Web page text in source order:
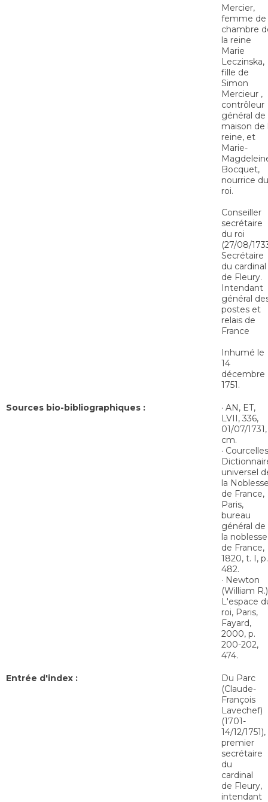
Mercier,
femme de
chambre
la reine
Marie
Leczinska,
fille de
Simon
Mercieur ,
contrôleur
général de
maison de
reine, et
Marie-
Bocquet,
nourrice du
roi.
Conseiller
secrétaire
du roi
(27/08/
Secrétaire
du cardinal
de Fleury.
Intendant
général
postes et
relais de
France
Inhumé le
14
décembre
1751.
Sources bio-bibliographiques :
· AN, ET,
LVII, 336,
01/07/1731,
cm.
·
universel
la
de France,
Paris,
bureau
général de
la noblesse
de France,
1820, t. I, p.
482.
· Newton
(William
L'espace
roi, Paris,
Fayard,
2000, p.
200-202,
474.
Entrée d'index :
Du Parc
(Claude-
François
Lavechef)
(1701-
14/12/1751),
premier
secrétaire
du
cardinal
de Fleury,
intendant